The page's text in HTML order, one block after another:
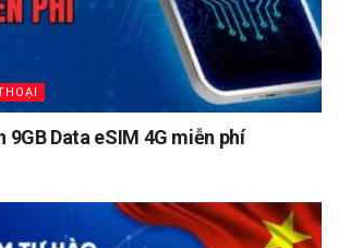
9GB Data eSIM 4G miễn phí